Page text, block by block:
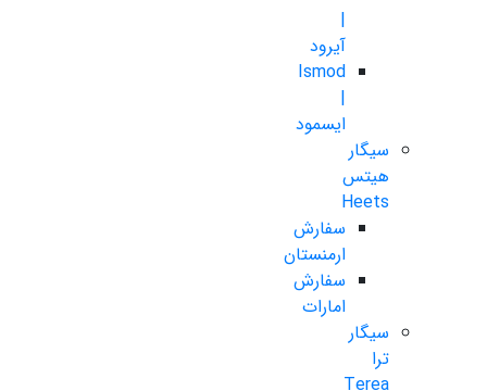
|
آیرود
Ismod
|
ایسمود
سیگار
هیتس
Heets
سفارش
ارمنستان
سفارش
امارات
سیگار
ترا
Terea